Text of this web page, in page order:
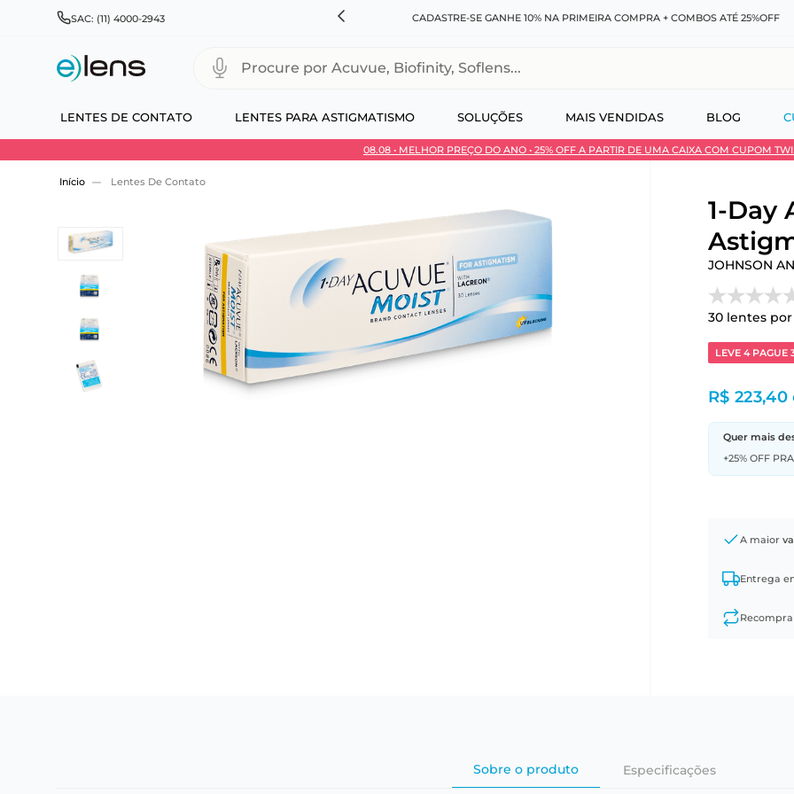
SAC: (11) 4000-2943
PARA TODO BRASIL E EXPRESSO PARA CAPITAIS CADASTRE-SE GANHE 10% NA PRIMEIRA COMPRA + COMBOS ATÉ 25%OFF
LENTES DE CONTATO LENTES PARA ASTIGMATISMO SOLUÇÕES MAIS VENDIDAS BLOG
Procure por Acuvue, Biofinity, Soflens...
08.08 • MELHOR PREÇO DO ANO • 25% OFF A PARTIR DE UMA CAIXA COM CUPOM
Use 30HOJE e ganhe 30% OFF + economia extra no Pix
Lentes De Contato
1-Day
JOHNSON
30lentes por
LEVE 4 PAGUE
R$ 223,40
Quer mais
+25% OFF
A maior
Entrega
Sobre o produto Especificações